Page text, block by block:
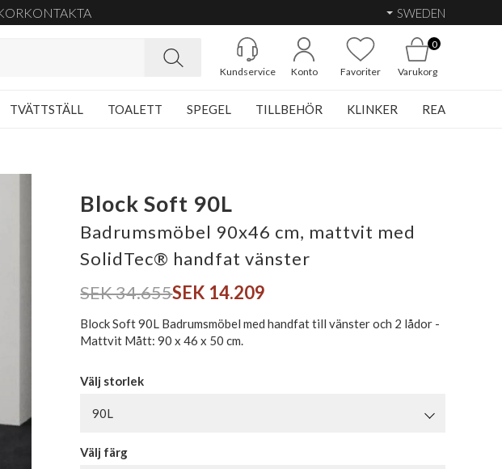
KONTAKTA SWEDEN
Kundservice Konto Favoriter
0
Varukorg
TVÄTTSTÄLL TOALETT SPEGEL TILLBEHÖR KLINKER REA
Block Soft 90L
Badrumsmöbel 90x46 cm, mattvit med
SolidTec® handfat vänster
SEK 34.655SEK 14.209
Block Soft 90L Badrumsmöbel med handfat till vänster och 2 lådor -
Mattvit Mått: 90 x 46 x 50 cm.
Välj storlek
90L
Välj färg